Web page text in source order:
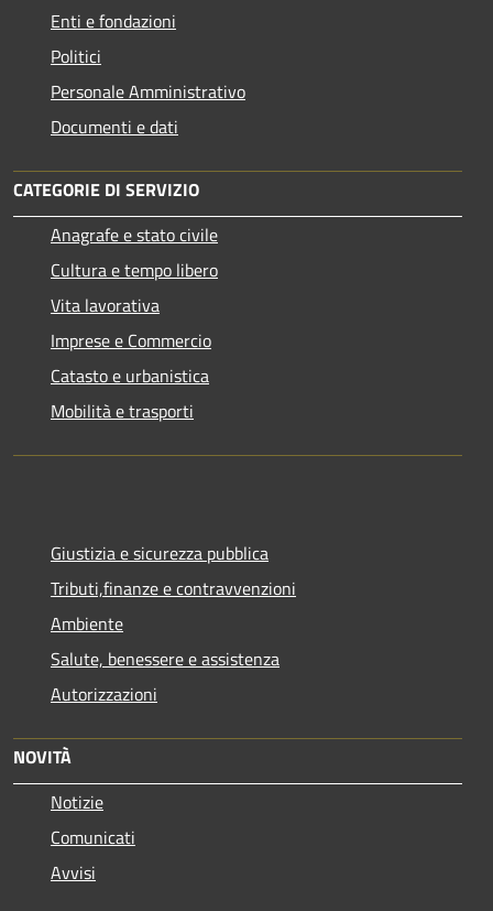
Enti e fondazioni
Politici
Personale Amministrativo
Documenti e dati
CATEGORIE DI SERVIZIO
Anagrafe e stato civile
Cultura e tempo libero
Vita lavorativa
Imprese e Commercio
Catasto e urbanistica
Mobilità e trasporti
Giustizia e sicurezza pubblica
Tributi,finanze e contravvenzioni
Ambiente
Salute, benessere e assistenza
Autorizzazioni
NOVITÀ
Notizie
Comunicati
Avvisi